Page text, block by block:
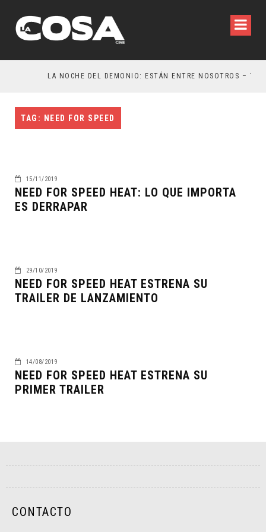
TAG: NEED FOR SPEED
15/11/2019
NEED FOR SPEED HEAT: LO QUE IMPORTA
ES DERRAPAR
29/10/2019
NEED FOR SPEED HEAT ESTRENA SU
TRAILER DE LANZAMIENTO
14/08/2019
NEED FOR SPEED HEAT ESTRENA SU
PRIMER TRAILER
CONTACTO